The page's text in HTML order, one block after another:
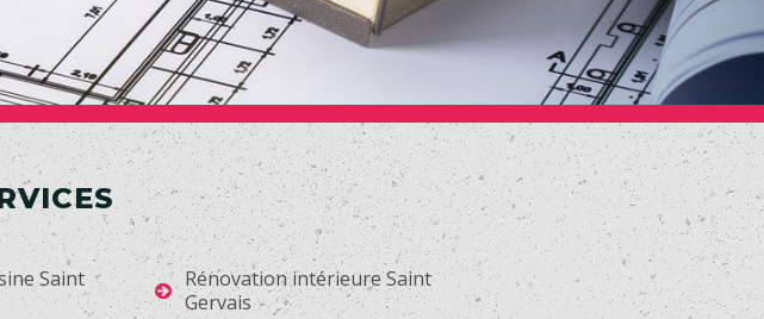
Saint
Rénovation intérieure Saint
Gervais